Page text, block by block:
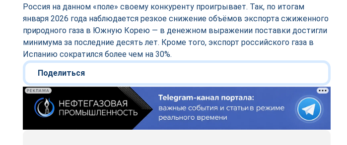
Россия на данном «поле» своему конкуренту проигрывает. Так, по итогам
января 2026 года наблюдается резкое снижение объёмов экспорта сжиженного
природного газа в Южную Корею — в денежном выражении поставки достигли
минимума за последние десять лет. Кроме того, экспорт российского газа в
Испанию сократился более чем на 30%.
Поделиться
РЕКЛАМА